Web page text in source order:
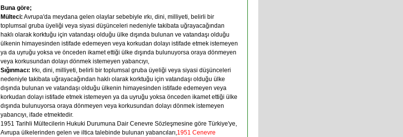
Buna göre;
Mülteci: Avrupa'da meydana gelen olaylar sebebiyle ırkı, dini, milliyeti, belirli bir
toplumsal gruba üyeliği veya siyasi düşünceleri nedeniyle takibata uğrayacağından
haklı olarak korktuğu için vatandaşı olduğu ülke dışında bulunan ve vatandaşı olduğu
ülkenin himayesinden istifade edemeyen veya korkudan dolayı istifade etmek istemeyen
ya da uyruğu yoksa ve önceden ikamet ettiği ülke dışında bulunuyorsa oraya dönmeyen
veya korkusundan dolayı dönmek istemeyen yabancıyı,
Sığınmacı: Irkı, dini, milliyeti, belirli bir toplumsal gruba üyeliği veya siyasi düşünceleri
nedeniyle takibata uğrayacağından haklı olarak korktuğu için vatandaşı olduğu ülke
dışında bulunan ve vatandaşı olduğu ülkenin himayesinden istifade edemeyen veya
korkudan dolayı istifade etmek istemeyen ya da uyruğu yoksa önceden ikamet ettiği ülke
dışında bulunuyorsa oraya dönmeyen veya korkusundan dolayı dönmek istemeyen
yabancıyı, ifade etmektedir.
1951 Tarihli Mültecilerin Hukuki Durumuna Dair Cenevre Sözleşmesine göre Türkiye'ye,
Avrupa ülkelerinden gelen ve iltica talebinde bulunan yabancıları,1951 Cenevre